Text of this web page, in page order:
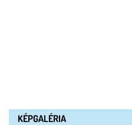
KÉPGALÉRIA